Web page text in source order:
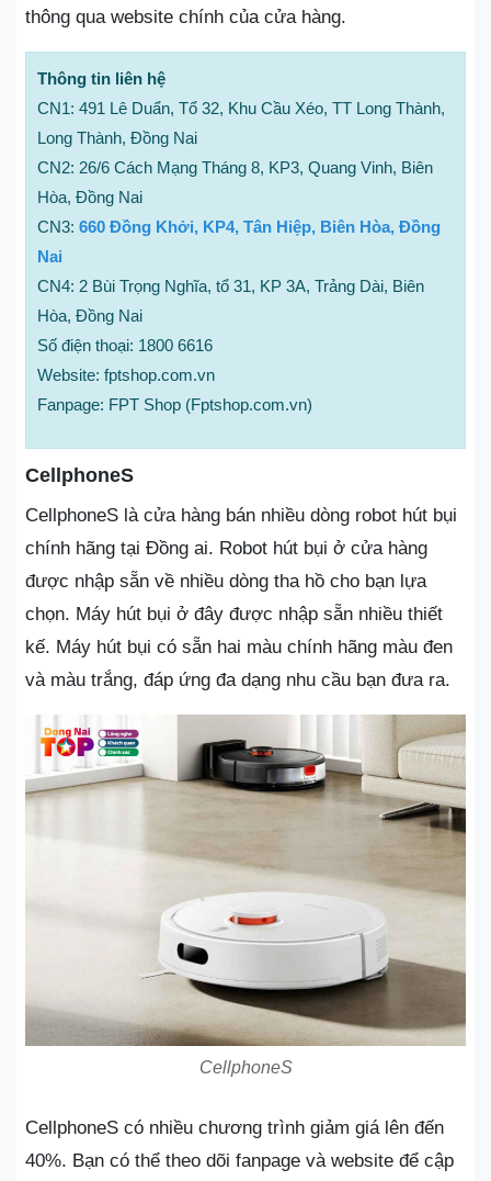
thông qua website chính của cửa hàng.
Thông tin liên hệ
CN1: 491 Lê Duẩn, Tổ 32, Khu Cầu Xéo, TT Long Thành,
Long Thành, Đồng Nai
CN2: 26/6 Cách Mạng Tháng 8, KP3, Quang Vinh, Biên
Hòa, Đồng Nai
CN3: 660 Đồng Khởi, KP4, Tân Hiệp, Biên Hòa, Đồng
Nai
CN4: 2 Bùi Trọng Nghĩa, tổ 31, KP 3A, Trảng Dài, Biên
Hòa, Đồng Nai
Số điện thoại: 1800 6616
Website: fptshop.com.vn
Fanpage: FPT Shop (Fptshop.com.vn)
CellphoneS
CellphoneS là cửa hàng bán nhiều dòng robot hút bụi
chính hãng tại Đồng ai. Robot hút bụi ở cửa hàng
được nhập sẵn về nhiều dòng tha hồ cho bạn lựa
chọn. Máy hút bụi ở đây được nhập sẵn nhiều thiết
kế. Máy hút bụi có sẵn hai màu chính hãng màu đen
và màu trắng, đáp ứng đa dạng nhu cầu bạn đưa ra.
CellphoneS
CellphoneS có nhiều chương trình giảm giá lên đến
40%. Bạn có thể theo dõi fanpage và website để cập